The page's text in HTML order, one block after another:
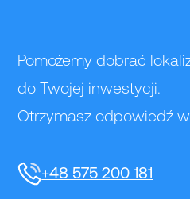
Pomożemy dobrać
do Twojej inwestycji.
Otrzymasz odpowiedź
+48 575 200 181